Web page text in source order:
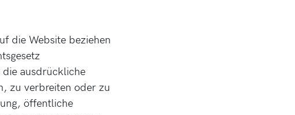
die Website beziehen
ausdrückliche
zu verbreiten oder zu
öffentliche